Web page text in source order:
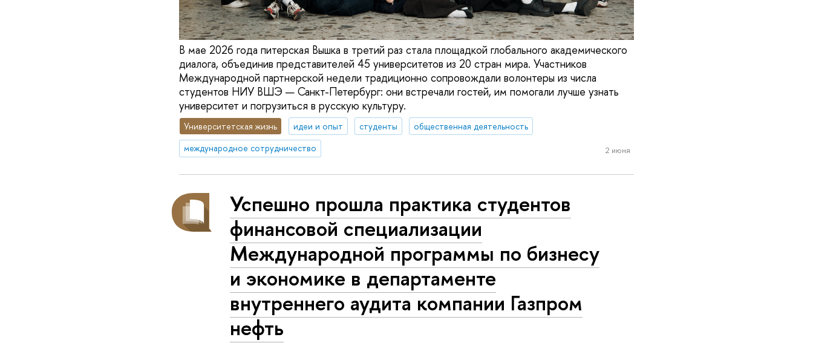
В мае 2026 года питерская Вышка в третий раз стала площадкой глобального академического
диалога, объединив представителей 45 университетов из 20 стран мира. Участников
Международной партнерской недели традиционно сопровождали волонтеры из числа
студентов НИУ ВШЭ — Санкт-Петербург: они встречали гостей, им помогали лучше узнать
университет и погрузиться в русскую культуру.
Университетская жизнь идеи и опыт студенты
общественная деятельность
международное сотрудничество
2 июня
Успешно прошла практика студентов
финансовой специализации
Международной программы по бизнесу
и экономике в департаменте
внутреннего аудита компании Газпром
нефть